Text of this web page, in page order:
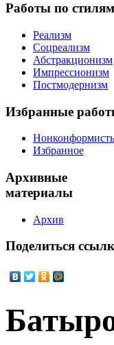
Работы по стилям
Реализм
Соцреализм
Абстракционизм
Импрессионизм
Постмодернизм
Избранные
Избранное
Архивные
материалы
Архив
Поделиться